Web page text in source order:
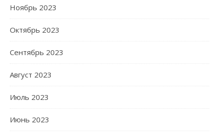
Ноябрь 2023
Октябрь 2023
Сентябрь 2023
Август 2023
Июль 2023
Июнь 2023